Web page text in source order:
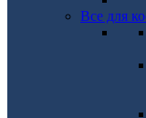
Все для